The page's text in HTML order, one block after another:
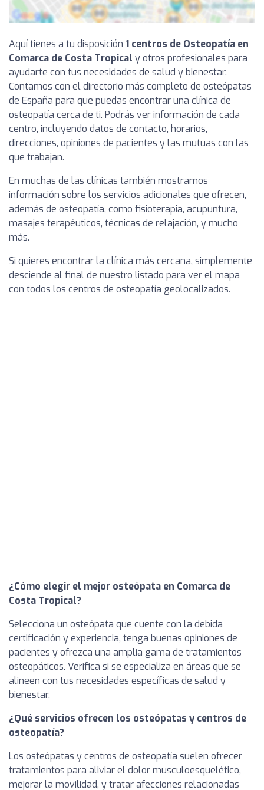
Aquí tienes a tu disposición 1 centros de Osteopatía en
Comarca de Costa Tropical y otros profesionales para
ayudarte con tus necesidades de salud y bienestar.
Contamos con el directorio más completo de osteópatas
de España para que puedas encontrar una clínica de
osteopatía cerca de ti. Podrás ver información de cada
centro, incluyendo datos de contacto, horarios,
direcciones, opiniones de pacientes y las mutuas con las
que trabajan.
En muchas de las clínicas también mostramos
información sobre los servicios adicionales que ofrecen,
además de osteopatía, como fisioterapia, acupuntura,
masajes terapéuticos, técnicas de relajación, y mucho
más.
Si quieres encontrar la clínica más cercana, simplemente
desciende al final de nuestro listado para ver el mapa
con todos los centros de osteopatía geolocalizados.
¿Cómo elegir el mejor osteópata en Comarca de
Costa Tropical?
Selecciona un osteópata que cuente con la debida
certificación y experiencia, tenga buenas opiniones de
pacientes y ofrezca una amplia gama de tratamientos
osteopáticos. Verifica si se especializa en áreas que se
alineen con tus necesidades específicas de salud y
bienestar.
¿Qué servicios ofrecen los osteópatas y centros de
osteopatía?
Los osteópatas y centros de osteopatía suelen ofrecer
tratamientos para aliviar el dolor musculoesquelético,
mejorar la movilidad, y tratar afecciones relacionadas